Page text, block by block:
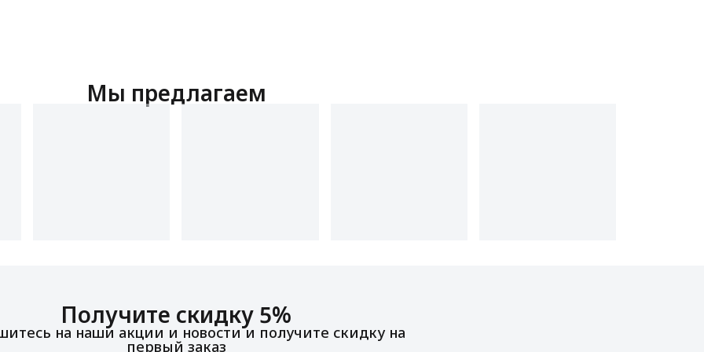
Мы предлагаем
Получите скидку 5%
на наши акции и новости и получите скидку на
первый заказ